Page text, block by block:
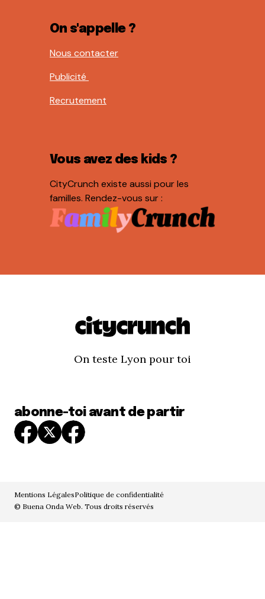
On s'appelle ?
Nous contacter
Publicité
Recrutement
Vous avez des kids ?
CityCrunch existe aussi pour les
familles. Rendez-vous sur :
On teste Lyon pour toi
abonne-toi avant de partir
Mentions LégalesPolitique de confidentialité
© Buena Onda Web. Tous droits réservés